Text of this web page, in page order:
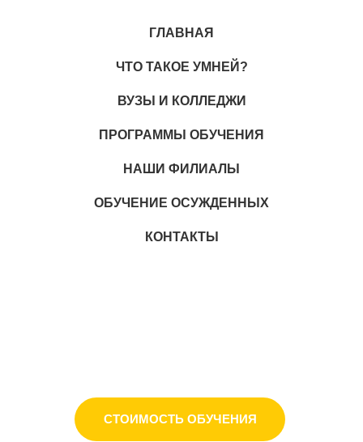
ГЛАВНАЯ
ЧТО ТАКОЕ УМНЕЙ?
ВУЗЫ И КОЛЛЕДЖИ
ПРОГРАММЫ ОБУЧЕНИЯ
НАШИ ФИЛИАЛЫ
ОБУЧЕНИЕ ОСУЖДЕННЫХ
КОНТАКТЫ
СТОИМОСТЬ ОБУЧЕНИЯ